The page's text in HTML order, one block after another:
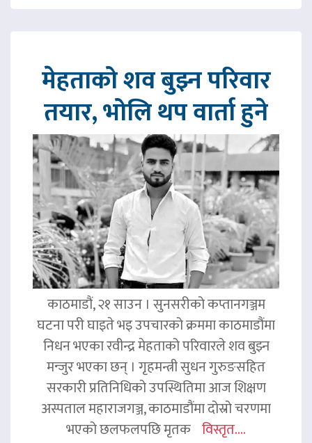
मेहताको शव बुझ्न परिवार
तयार, भोलि थप वार्ता हुने
काठमाडौं, २१ साउन । सुनसरीको कप्तानगञ्जम
घटना परी घाइते भइ उपचारको क्रममा काठमाडौंमा
निधन भएका रवीन्द्र मेहताको परिवारले शव बुझ्न
मन्जुर भएका छन् । गृहमन्त्री सुधन गुरुङसहित
सरकारी प्रतिनिधिको उपस्थितिमा आज शिक्षण
अस्पताल महाराजगञ्ज, काठमाडौंमा दोस्रो चरणमा
भएको छलफलपछि मृतक विस्तृत....